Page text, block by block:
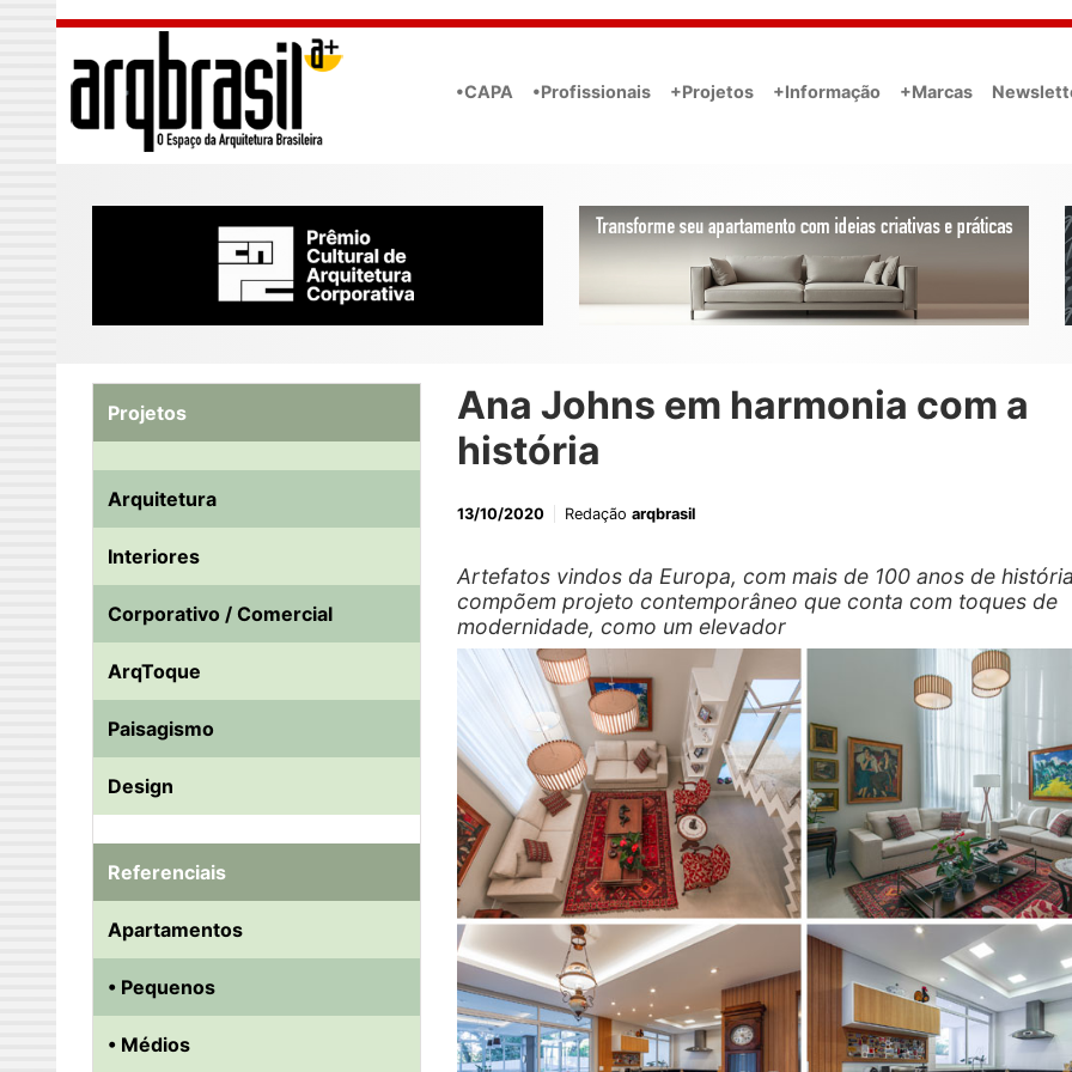
Skip to main content
•CAPA •Profissionais +Projetos +Informação +Marcas
Ana Johns em harmonia com a
história
13/10/2020 Redação arqbrasil
Artefatos vindos da Europa, com mais de 100 anos de
compõem projeto contemporâneo que conta com toques de
modernidade, como um elevador
Projetos
Arquitetura
Interiores
Corporativo / Comercial
ArqToque
Paisagismo
Design
Referenciais
Apartamentos
• Pequenos
• Médios